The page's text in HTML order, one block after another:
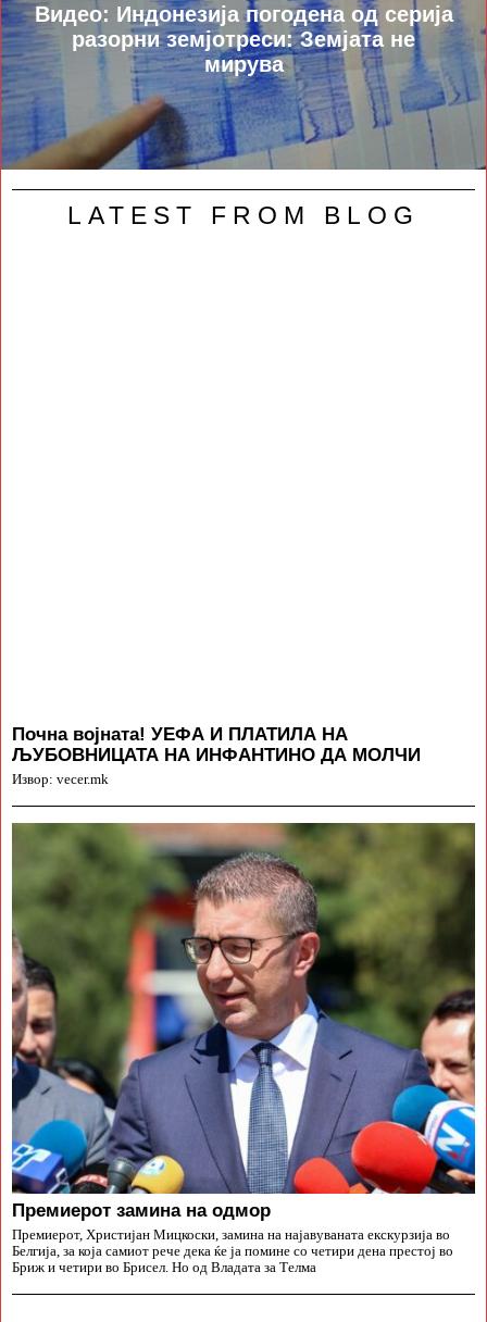
Видео: Индонезија погодена од серија
разорни земјотреси: Земјата не
мирува
LATEST FROM BLOG
Почна војната! УЕФА И ПЛАТИЛА НА
ЉУБОВНИЦАТА НА ИНФАНТИНО ДА МОЛЧИ
Извор: vecer.mk
Премиерот замина на одмор
Премиерот, Христијан Мицкоски, замина на најавуваната екскурзија во
Белгија, за која самиот рече дека ќе ја помине со четири дена престој во
Бриж и четири во Брисел. Но од Владата за Телма